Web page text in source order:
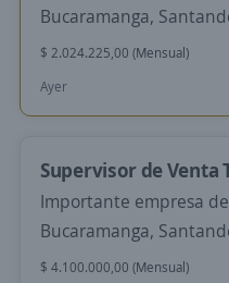
Bucaramanga,
$ 2.024.225,00 (Mensual)
Ayer
Supervisor de Venta
Importante empresa
Bucaramanga,
$ 4.100.000,00 (Mensual)